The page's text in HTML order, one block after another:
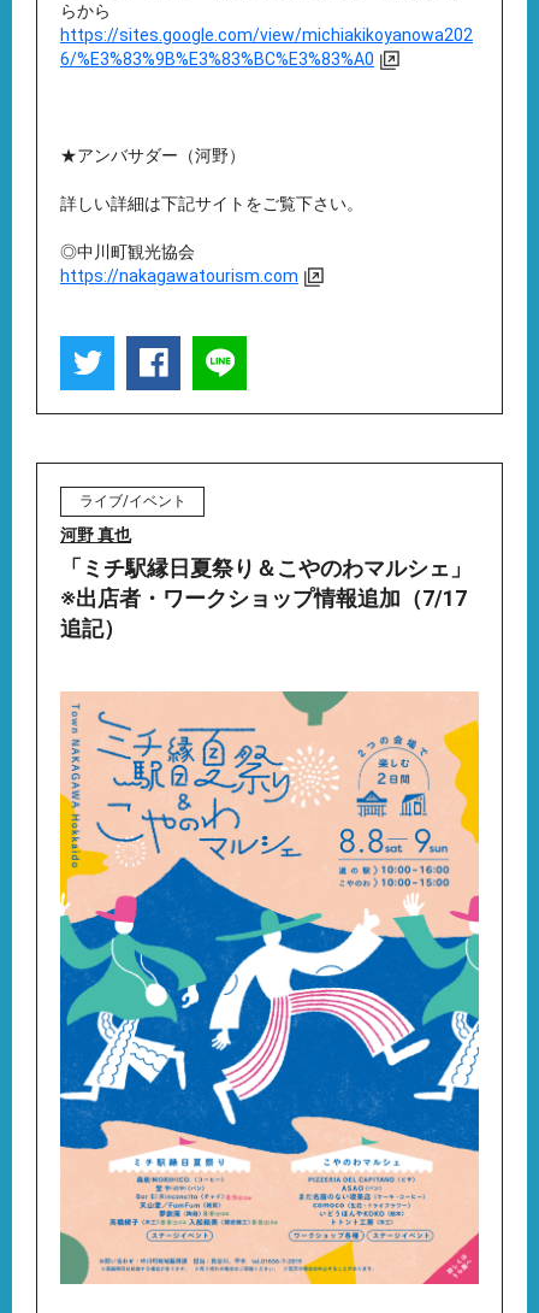
らから
https://sites.google.com/view/michiakikoyanowa202
6/%E3%83%9B%E3%83%BC%E3%83%A0
★アンバサダー（河野）
詳しい詳細は下記サイトをご覧下さい。
◎中川町観光協会
https://nakagawatourism.com
ライブ/イベント
河野 真也
「ミチ駅縁日夏祭り＆こやのわマルシェ」
※出店者・ワークショップ情報追加（7/17
追記）